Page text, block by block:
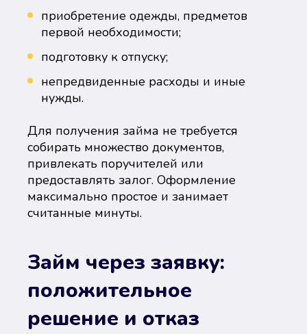
приобретение одежды, предметов
первой необходимости;
подготовку к отпуску;
непредвиденные расходы и иные
нужды.
Для получения займа не требуется
собирать множество документов,
привлекать поручителей или
предоставлять залог. Оформление
максимально простое и занимает
считанные минуты.
Займ через заявку:
положительное
решение и отказ